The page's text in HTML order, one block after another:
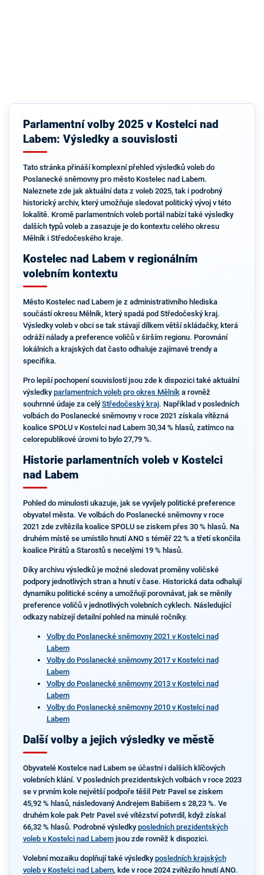
Parlamentní volby 2025 v Kostelci nad
Labem: Výsledky a souvislosti
Tato stránka přináší komplexní přehled výsledků voleb do
Poslanecké sněmovny pro město Kostelec nad Labem.
Naleznete zde jak aktuální data z voleb 2025, tak i podrobný
historický archiv, který umožňuje sledovat politický vývoj v této
lokalitě. Kromě parlamentních voleb portál nabízí také výsledky
dalších typů voleb a zasazuje je do kontextu celého okresu
Mělník i Středočeského kraje.
Kostelec nad Labem v regionálním
volebním kontextu
Město Kostelec nad Labem je z administrativního hlediska
součástí okresu Mělník, který spadá pod Středočeský kraj.
Výsledky voleb v obci se tak stávají dílkem větší skládačky, která
odráží nálady a preference voličů v širším regionu. Porovnání
lokálních a krajských dat často odhaluje zajímavé trendy a
specifika.
Pro lepší pochopení souvislostí jsou zde k dispozici také aktuální
výsledky parlamentních voleb pro okres Mělníka rovněž
souhrnné údaje za celý Středočeský kraj. Například v posledních
volbách do Poslanecké sněmovny v roce 2021 získala vítězná
koalice SPOLU v Kostelci nad Labem 30,34 % hlasů, zatímco na
celorepublikové úrovni to bylo 27,79 %.
Historie parlamentních voleb v Kostelci
nad Labem
Pohled do minulosti ukazuje, jak se vyvíjely politické preference
obyvatel města. Ve volbách do Poslanecké sněmovny v roce
2021 zde zvítězila koalice SPOLU se ziskem přes 30 % hlasů. Na
druhém místě se umístilo hnutí ANO s téměř 22 % a třetí skončila
koalice Pirátů a Starostů s necelými 19 % hlasů.
Díky archivu výsledků je možné sledovat proměny voličské
podpory jednotlivých stran a hnutí v čase. Historická data odhalují
dynamiku politické scény a umožňují porovnávat, jak se měnily
preference voličů v jednotlivých volebních cyklech. Následující
odkazy nabízejí detailní pohled na minulé ročníky.
Volby do Poslanecké sněmovny 2021 v Kostelci nad
Labem
Volby do Poslanecké sněmovny 2017 v Kostelci nad
Labem
Volby do Poslanecké sněmovny 2013 v Kostelci nad
Labem
Volby do Poslanecké sněmovny 2010 v Kostelci nad
Labem
Další volby a jejich výsledky ve městě
Obyvatelé Kostelce nad Labem se účastní i dalších klíčových
volebních klání. V posledních prezidentských volbách v roce 2023
se v prvním kole největší podpoře těšil Petr Pavel se ziskem
45,92 % hlasů, následovaný Andrejem Babišem s 28,23 %. Ve
druhém kole pak Petr Pavel své vítězství potvrdil, když získal
66,32 % hlasů. Podrobné výsledky posledních prezidentských
voleb v Kostelci nad Labemjsou zde rovněž k dispozici.
Volební mozaiku doplňují také výsledky posledních krajských
voleb v Kostelci nad Labem, kde v roce 2024 zvítězilo hnutí ANO.